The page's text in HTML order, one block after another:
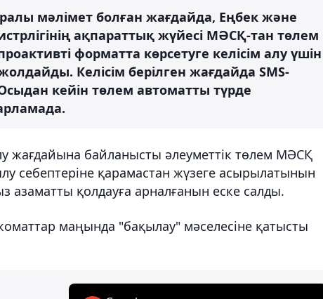
мәлімет болған жағдайда, Еңбек және
ақпараттық жүйесі МӘСҚ-тан төлем
форматта көрсетуге келісім алу үшін
Келісім берілген жағдайда SMS-
кейін төлем автоматты түрде
жағдайына байланысты әлеуметтік төлем МӘСҚ
себептеріне қарамастан жүзеге асырылатынын
азаматты қолдауға арналғанын еске салды.
маңында "бақылау" мәселесіне қатысты